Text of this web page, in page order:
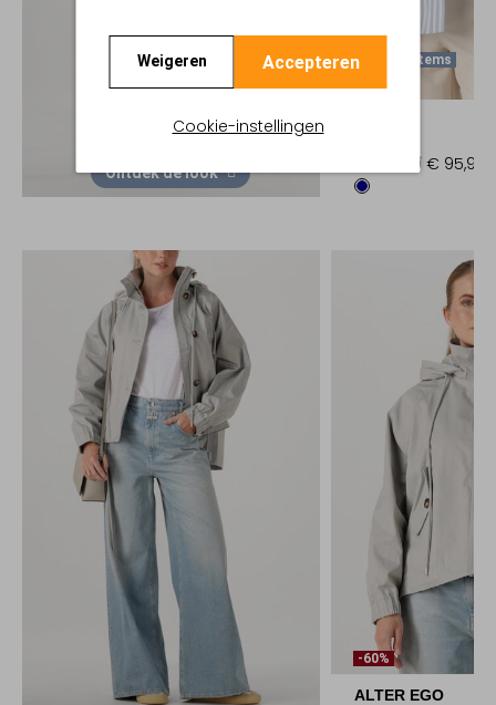
Weigeren Accepteren
Cookie-instellingen
Ontdek de look
Laatste Items
€ 239,99 € 95,99
-60%
ALTER EGO